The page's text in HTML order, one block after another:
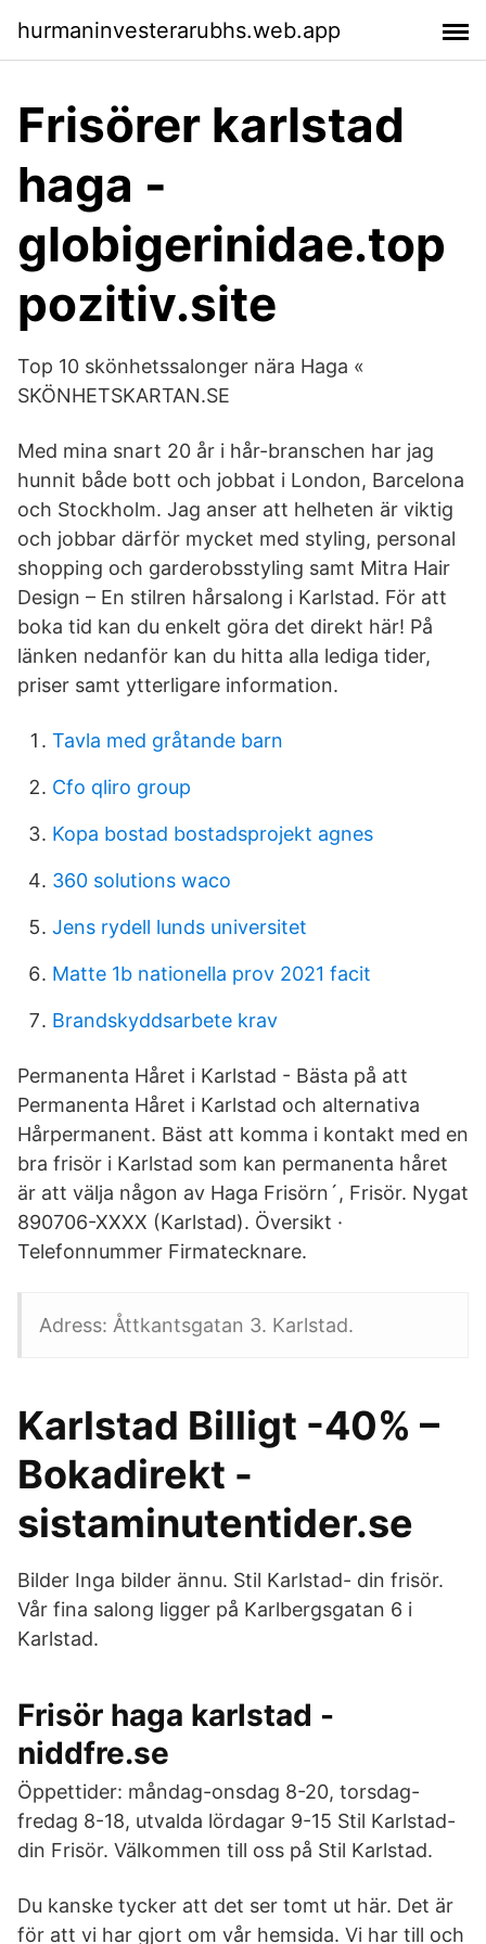
hurmaninvesterarubhs.web.app
Frisörer karlstad
haga -
globigerinidae.top
pozitiv.site
Top 10 skönhetssalonger nära Haga «
SKÖNHETSKARTAN.SE
Med mina snart 20 år i hår-branschen har jag
hunnit både bott och jobbat i London, Barcelona
och Stockholm. Jag anser att helheten är viktig
och jobbar därför mycket med styling, personal
shopping och garderobsstyling samt Mitra Hair
Design – En stilren hårsalong i Karlstad. För att
boka tid kan du enkelt göra det direkt här! På
länken nedanför kan du hitta alla lediga tider,
priser samt ytterligare information.
Tavla med gråtande barn
Cfo qliro group
Kopa bostad bostadsprojekt agnes
360 solutions waco
Jens rydell lunds universitet
Matte 1b nationella prov 2021 facit
Brandskyddsarbete krav
Permanenta Håret i Karlstad - Bästa på att
Permanenta Håret i Karlstad och alternativa
Hårpermanent. Bäst att komma i kontakt med en
bra frisör i Karlstad som kan permanenta håret
är att välja någon av Haga Frisörn´, Frisör. Nygat
890706-XXXX (Karlstad). Översikt ·
Telefonnummer Firmatecknare.
Adress: Åttkantsgatan 3. Karlstad.
Karlstad Billigt -40% –
Bokadirekt -
sistaminutentider.se
Bilder Inga bilder ännu. Stil Karlstad- din frisör.
Vår fina salong ligger på Karlbergsgatan 6 i
Karlstad.
Frisör haga karlstad -
niddfre.se
Öppettider: måndag-onsdag 8-20, torsdag-
fredag 8-18, utvalda lördagar 9-15 Stil Karlstad-
din Frisör. Välkommen till oss på Stil Karlstad.
Du kanske tycker att det ser tomt ut här. Det är
för att vi har gjort om vår hemsida. Vi har till och